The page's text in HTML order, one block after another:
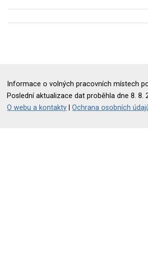
Informace o volných pracovních místech
Poslední aktualizace dat proběhla dne 8. 8.
O webu a kontakty |Ochrana osobních